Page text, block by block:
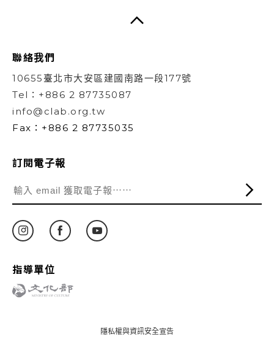
聯絡我們
10655臺北市大安區建國南路一段177號
Tel：+886 2 87735087
info@clab.org.tw
Fax：+886 2 87735035
訂閱電子報
指導單位
隱私權與資訊安全宣告